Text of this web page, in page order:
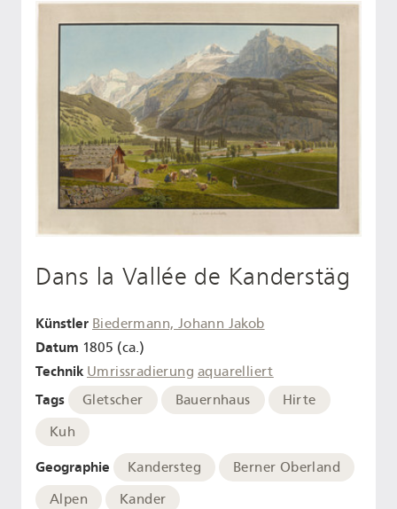
Dans la Vallée de Kanderstäg
Künstler Biedermann, Johann Jakob
Datum 1805 (ca.)
Technik Umrissradierung aquarelliert
Tags Gletscher Bauernhaus
Hirte
Kuh
Geographie Kandersteg
Berner Oberland
Alpen
Kander